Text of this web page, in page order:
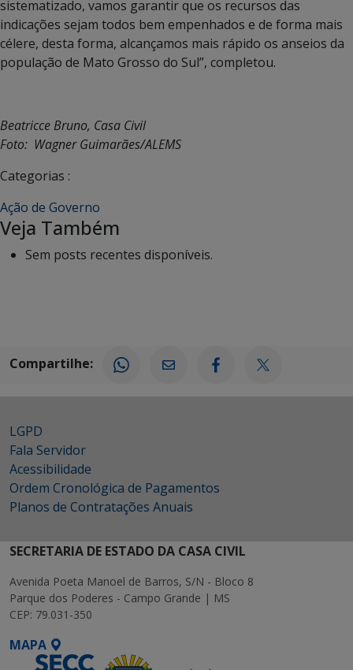
sistematizado, vamos garantir que os recursos das
indicações sejam todos bem empenhados e de forma mais
célere, desta forma, alcançamos mais rápido os anseios da
população de Mato Grosso do Sul”, completou.
Beatricce Bruno, Casa Civil
Foto: Wagner Guimarães/ALEMS
Categorias :
Ação de Governo
Veja Também
Sem posts recentes disponíveis.
Compartilhe:
LGPD
Fala Servidor
Acessibilidade
Ordem Cronológica de Pagamentos
Planos de Contratações Anuais
SECRETARIA DE ESTADO DA CASA CIVIL
Avenida Poeta Manoel de Barros, S/N - Bloco 8
Parque dos Poderes - Campo Grande | MS
CEP: 79.031-350
MAPA